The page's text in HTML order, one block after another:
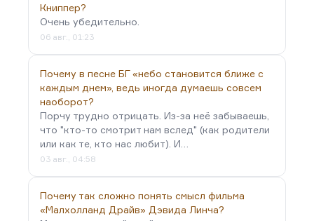
Скажем иначе. Я вообще люблю, когда автор не
похож на свои тексты. И больше того — я люблю,
когда тексты не похожи друг на друга. Вот
почему я считаю Алексея Иванова большим
писателем? Потому что его романы при общности
нескольких мотивов и нескольких больных
мыслей (больных потому, что он на них
сосредоточен…
Книппер?
Очень убедительно.
06 авг., 01:23
Почему в песне БГ «небо становится ближе с
каждым днем», ведь иногда думаешь совсем
наоборот?
Порчу трудно отрицать. Из-за неё забываешь,
что "кто-то смотрит нам вслед" (как родители
или как те, кто нас любит). И…
03 авг., 04:58
Почему так сложно понять смысл фильма
«Малхолланд Драйв» Дэвида Линча?